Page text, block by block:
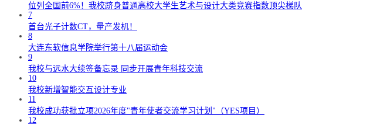
位列全国前6%！我校跻身普通高校大学生艺术与设计大类竞赛指数顶尖梯队
7
首台光子计数CT，量产发机！
8
大连东软信息学院举行第十八届运动会
9
我校与远水大续签备忘录 同步开展青年科技交流
10
我校新增智能交互设计专业
11
我校成功获批立项2026年度"青年使者交流学习计划"（YES项目）
12